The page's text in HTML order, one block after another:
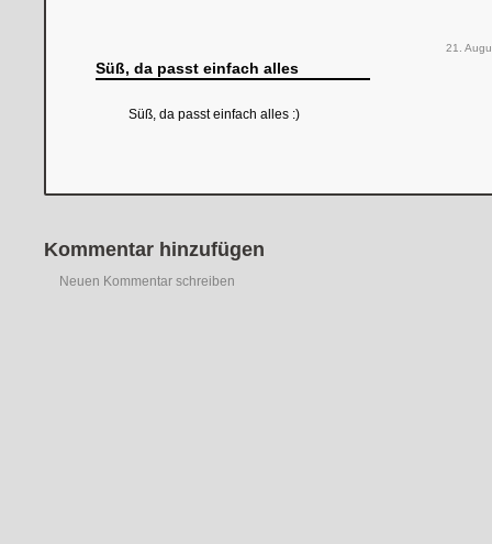
Süß, da passt einfach alles
21.
Süß, da passt einfach alles :)
Kommentar hinzufügen
Neuen Kommentar schreiben